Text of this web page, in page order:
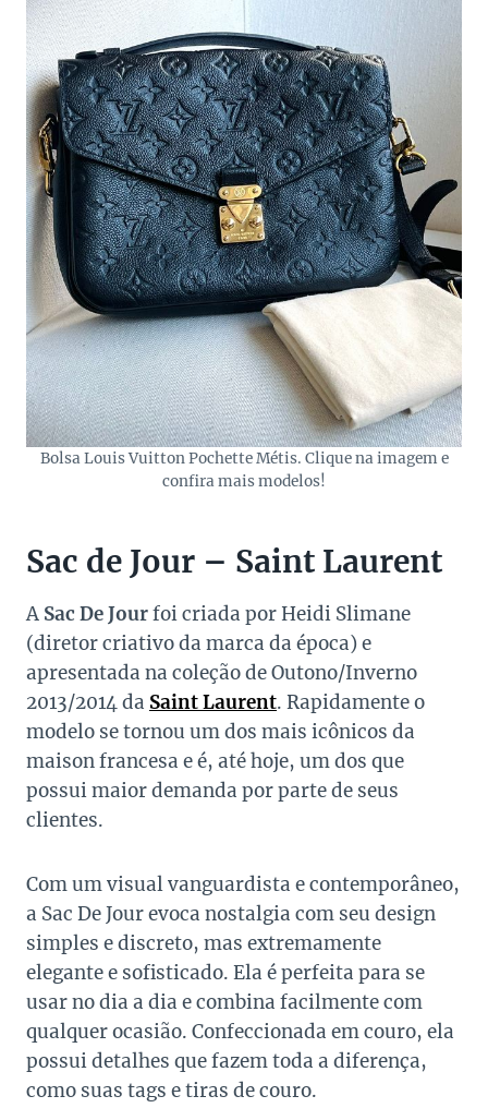
Bolsa Louis Vuitton Pochette Métis. Clique na imagem e
confira mais modelos!
Sac de Jour – Saint Laurent
A Sac De Jourfoi criada por Heidi Slimane
(diretor criativo da marca da época) e
apresentada na coleção de Outono/Inverno
2013/2014 da Saint Laurent. Rapidamente o
modelo se tornou um dos mais icônicos da
maison francesa e é, até hoje, um dos que
possui maior demanda por parte de seus
clientes.
Com um visual vanguardista e contemporâneo,
a Sac De Jour evoca nostalgia com seu design
simples e discreto, mas extremamente
elegante e sofisticado. Ela é perfeita para se
usar no dia a dia e combina facilmente com
qualquer ocasião. Confeccionada em couro, ela
possui detalhes que fazem toda a diferença,
como suas tags e tiras de couro.